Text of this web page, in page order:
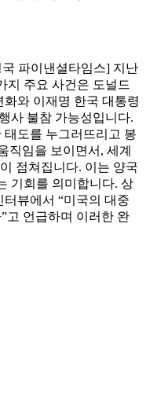
국 파이낸셜타임스] 지난
지 주요 사건은 도널드
와 이재명 한국 대통령
사 불참 가능성입니다.
태도를 누그러뜨리고 봉
직임을 보이면서, 세계
점쳐집니다. 이는 양국
기회를 의미합니다. 상
뷰에서 “미국의 대중
고 언급하며 이러한 완